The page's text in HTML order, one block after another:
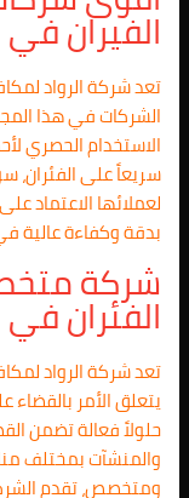
الفيران
تعد شركة الرواد
الشركات في هذا
الاستخدام الحصري
سريعاً على الفئران،
لعملائها الاعتماد
بدقة وكفاءة عالية
شركة
الفئران
تعد شركة الرواد
يتعلق الأمر
حلولاً فعالة تضمن
والمنشآت بمختلف
ومتخصص، تقدم